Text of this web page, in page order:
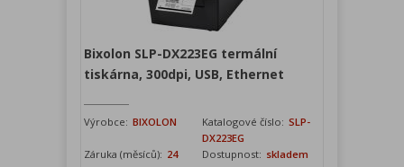
Bixolon SLP-DX223EG termální
tiskárna, 300dpi, USB, Ethernet
Výrobce: BIXOLON Katalogové číslo: SLP-
DX223EG
Záruka (měsíců): 24 Dostupnost: skladem